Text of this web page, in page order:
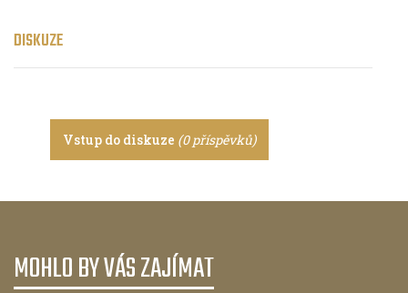
DISKUZE
Vstup do diskuze (0 příspěvků)
MOHLO BY VÁS ZAJÍMAT